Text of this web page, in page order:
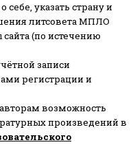
себе, указать страну и
литсовета МПЛО
(по истечению
записи
регистрации и
возможность
произведений в